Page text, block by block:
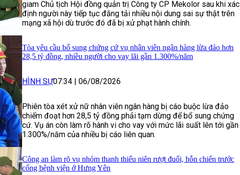
giam Chủ tịch Hội đồng quản trị Công ty CP Mekolor sau khi xác
định người này tiếp tục đăng tải nhiều nội dung sai sự thật trên
mạng xã hội dù trước đó đã bị xử phạt hành chính.
Tòa yêu cầu bổ sung chứng cứ vụ nhân viên ngân hàng lừa đảo hơn
28,5 tỷ đồng, nhiều người cho vay lãi gần 1.300%/năm
HÌNH SỰ07:34 06/08/2026
Phiên tòa xét xử nữ nhân viên ngân hàng bị cáo buộc lừa đảo
chiếm đoạt hơn 28,5 tỷ đồng phải tạm dừng để bổ sung chứng
cứ. Vụ án còn làm rõ hành vi cho vay với mức lãi suất lên tới gần
1.300%/năm của nhiều bị cáo liên quan.
Công an làm rõ vụ nhóm thanh thiếu niên rượt đuổi, hỗn chiến trước
cổng bệnh viện ở Hưng Yên